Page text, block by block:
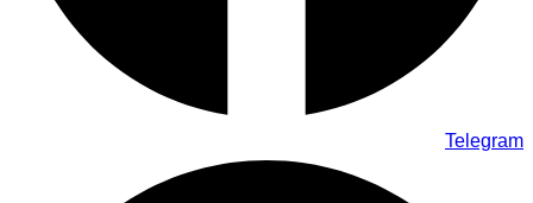
Telegram